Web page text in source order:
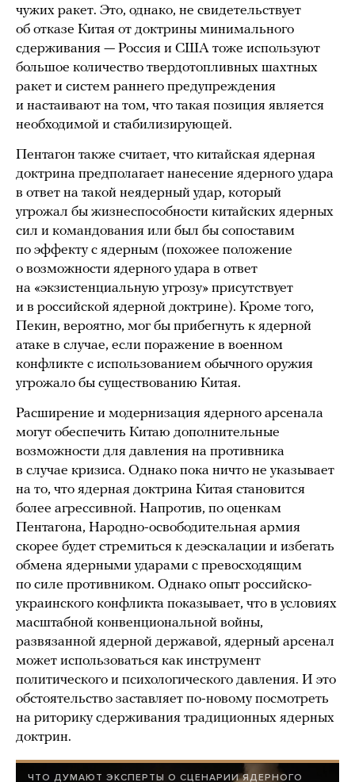
чужих ракет. Это, однако, не свидетельствует
об отказе Китая от доктрины минимального
сдерживания — Россия и США тоже используют
большое количество твердотопливных шахтных
ракет и систем раннего предупреждения
и настаивают на том, что такая позиция является
необходимой и стабилизирующей.
Пентагон также считает, что китайская ядерная
доктрина предполагает нанесение ядерного удара
в ответ на такой неядерный удар, который
угрожал бы жизнеспособности китайских ядерных
сил и командования или был бы сопоставим
по эффекту с ядерным (похожее положение
о возможности ядерного удара в ответ
на «экзистенциальную угрозу» присутствует
и в российской ядерной доктрине). Кроме того,
Пекин, вероятно, мог бы прибегнуть к ядерной
атаке в случае, если поражение в военном
конфликте с использованием обычного оружия
угрожало бы существованию Китая.
Расширение и модернизация ядерного арсенала
могут обеспечить Китаю дополнительные
возможности для давления на противника
в случае кризиса. Однако пока ничто не указывает
на то, что ядерная доктрина Китая становится
более агрессивной. Напротив, по оценкам
Пентагона, Народно-освободительная армия
скорее будет стремиться к деэскалации и избегать
обмена ядерными ударами с превосходящим
по силе противником. Однако опыт российско-
украинского конфликта показывает, что в условиях
масштабной конвенциональной войны,
развязанной ядерной державой, ядерный арсенал
может использоваться как инструмент
политического и психологического давления. И это
обстоятельство заставляет по-новому посмотреть
на риторику сдерживания традиционных ядерных
доктрин.
ЧТО ДУМАЮТ ЭКСПЕРТЫ О СЦЕНАРИИ ЯДЕРНОГО